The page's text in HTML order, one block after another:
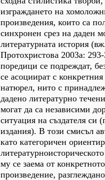
изграждането на
произведения, които са
синхронен срез на даден
литературната история
Протохристова 2003а:
поредици се подреждат,
се асоциират с
натюрел, нито с
дадено литературно
могат да са независими
ситуация на създателя си
издания). В този смисъл
като категоричен
му се заема от
произведение,